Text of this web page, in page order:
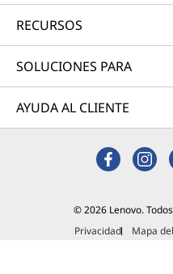
RECURSOS
SOLUCIONES PARA
AYUDA AL CLIENTE
© 2026 Lenovo.
Privacidad
Mapa